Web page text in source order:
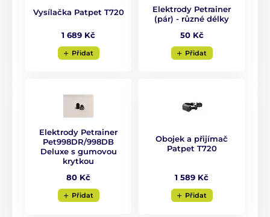
Produkt je zařazen v kategoriích
Výcvikové obojky 601 až 1000 metrů
Elektrické Zvukové
Pro střední psy Pro velké psy
Vysílačka Patpet T720
1 689 Kč
Přidat
Elektrody Petrainer
(pár) - různé délky
50 Kč
Přidat
Elektrody Petrainer
Pet998DR/998DB
Deluxe s gumovou
krytkou
80 Kč
Přidat
Obojek a přijímač
Patpet T720
1 589 Kč
Přidat